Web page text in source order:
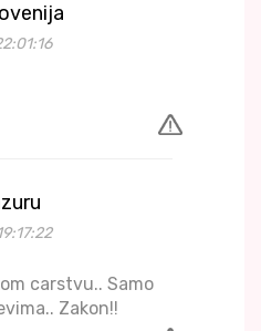
carstvu.. Samo
Zakon!!